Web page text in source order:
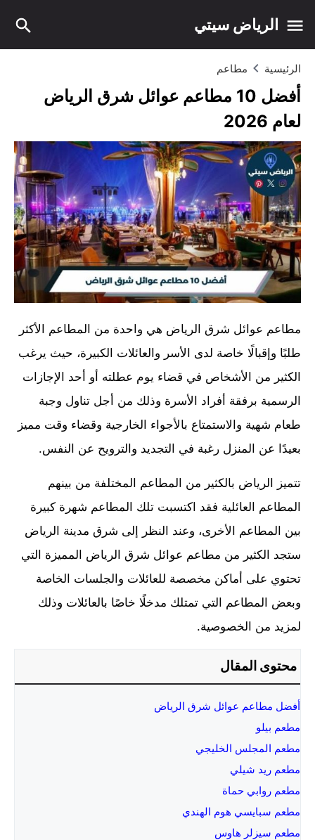
الرياض سيتي
الرئيسية مطاعم
أفضل 10 مطاعم عوائل شرق الرياض
لعام 2026
مطاعم عوائل شرق الرياض هي واحدة من المطاعم الأكثر
طلبًا وإقبالًا خاصة لدى الأسر والعائلات الكبيرة، حيث يرغب
الكثير من الأشخاص في قضاء يوم عطلته أو أحد الإجازات
الرسمية برفقة أفراد الأسرة وذلك من أجل تناول وجبة
طعام شهية والاستمتاع بالأجواء الخارجية وقضاء وقت مميز
بعيدًا عن المنزل رغبة في التجديد والترويح عن النفس.
تتميز الرياض بالكثير من المطاعم المختلفة من بينهم
المطاعم العائلية فقد اكتسبت تلك المطاعم شهرة كبيرة
بين المطاعم الأخرى، وعند النظر إلى شرق مدينة الرياض
ستجد الكثير من مطاعم عوائل شرق الرياض المميزة التي
تحتوي على أماكن مخصصة للعائلات والجلسات الخاصة
وبعض المطاعم التي تمتلك مدخلًا خاصًا بالعائلات وذلك
لمزيد من الخصوصية.
محتوى المقال
أفضل مطاعم عوائل شرق الرياض
مطعم بيلو
مطعم المجلس الخليجي
مطعم ريد شيلي
مطعم روابي حماة
مطعم سبايسي هوم الهندي
مطعم سيزلر هاوس